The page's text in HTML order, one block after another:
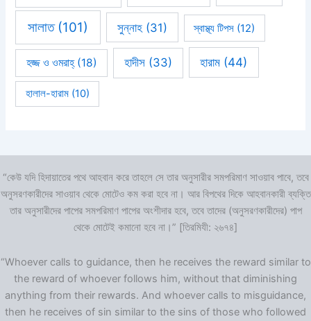
সালাত(101) সুন্নাহ (31) স্বাস্থ্য টিপস (12)
হজ্জ ও ওমরাহ্‌(18) হাদীস(33) হারাম (44)
হালাল-হারাম(10)
“কেউ যদি হিদায়াতের পথে আহবান করে তাহলে সে তার অনুসারীর সমপরিমাণ সাওয়াব পাবে, তবে
অনুসরণকারীদের সাওয়াব থেকে মোটেও কম করা হবে না। আর বিপথের দিকে আহবানকারী ব্যক্তি
তার অনুসারীদের পাপের সমপরিমাণ পাপের অংশীদার হবে, তবে তাদের (অনুসরণকারীদের) পাপ
থেকে মোটেই কমানো হবে না।” [তিরমিযী: ২৬৭৪]
“Whoever calls to guidance, then he receives the reward similar to
the reward of whoever follows him, without that diminishing
anything from their rewards. And whoever calls to misguidance,
then he receives of sin similar to the sins of those who followed